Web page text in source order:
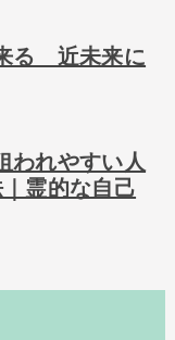
る 近未来に
われやすい人
霊的な自己